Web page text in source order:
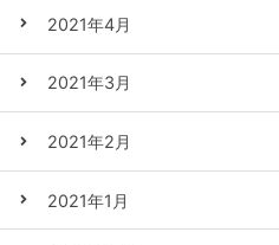
2021年4月
2021年3月
2021年2月
2021年1月